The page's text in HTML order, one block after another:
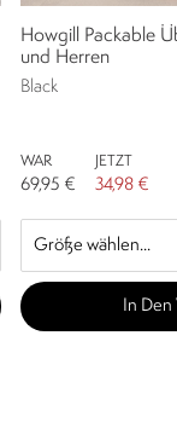
Howgill Packable
und Herren
Black
WAR
69,95 €
JETZT
34,98 €
In